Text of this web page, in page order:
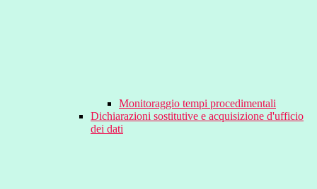
Monitoraggio tempi procedimentali
Dichiarazioni sostitutive e acquisizione d'ufficio
dei dati